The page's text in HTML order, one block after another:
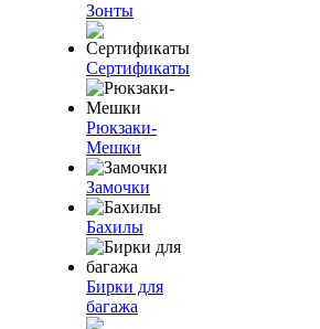
Зонты
Сертификаты
Рюкзаки-
Мешки
Замочки
Бахилы
Бирки для
багажа